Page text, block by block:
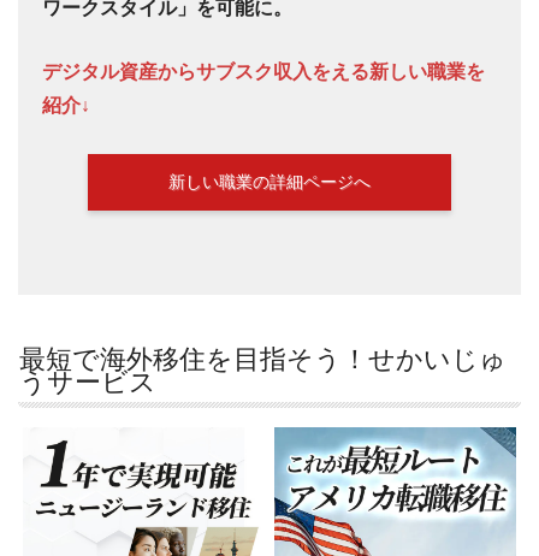
ワークスタイル」を可能に。
デジタル資産からサブスク収入をえる新しい職業を
紹介↓
新しい職業の詳細ページへ
最短で海外移住を目指そう！せかいじゅ
うサービス